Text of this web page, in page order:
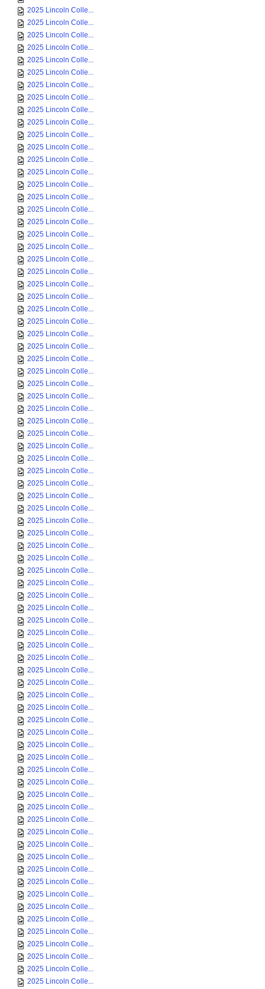
2025 Lincoln Colle...
2025 Lincoln Colle...
2025 Lincoln Colle...
2025 Lincoln Colle...
2025 Lincoln Colle...
2025 Lincoln Colle...
2025 Lincoln Colle...
2025 Lincoln Colle...
2025 Lincoln Colle...
2025 Lincoln Colle...
2025 Lincoln Colle...
2025 Lincoln Colle...
2025 Lincoln Colle...
2025 Lincoln Colle...
2025 Lincoln Colle...
2025 Lincoln Colle...
2025 Lincoln Colle...
2025 Lincoln Colle...
2025 Lincoln Colle...
2025 Lincoln Colle...
2025 Lincoln Colle...
2025 Lincoln Colle...
2025 Lincoln Colle...
2025 Lincoln Colle...
2025 Lincoln Colle...
2025 Lincoln Colle...
2025 Lincoln Colle...
2025 Lincoln Colle...
2025 Lincoln Colle...
2025 Lincoln Colle...
2025 Lincoln Colle...
2025 Lincoln Colle...
2025 Lincoln Colle...
2025 Lincoln Colle...
2025 Lincoln Colle...
2025 Lincoln Colle...
2025 Lincoln Colle...
2025 Lincoln Colle...
2025 Lincoln Colle...
2025 Lincoln Colle...
2025 Lincoln Colle...
2025 Lincoln Colle...
2025 Lincoln Colle...
2025 Lincoln Colle...
2025 Lincoln Colle...
2025 Lincoln Colle...
2025 Lincoln Colle...
2025 Lincoln Colle...
2025 Lincoln Colle...
2025 Lincoln Colle...
2025 Lincoln Colle...
2025 Lincoln Colle...
2025 Lincoln Colle...
2025 Lincoln Colle...
2025 Lincoln Colle...
2025 Lincoln Colle...
2025 Lincoln Colle...
2025 Lincoln Colle...
2025 Lincoln Colle...
2025 Lincoln Colle...
2025 Lincoln Colle...
2025 Lincoln Colle...
2025 Lincoln Colle...
2025 Lincoln Colle...
2025 Lincoln Colle...
2025 Lincoln Colle...
2025 Lincoln Colle...
2025 Lincoln Colle...
2025 Lincoln Colle...
2025 Lincoln Colle...
2025 Lincoln Colle...
2025 Lincoln Colle...
2025 Lincoln Colle...
2025 Lincoln Colle...
2025 Lincoln Colle...
2025 Lincoln Colle...
2025 Lincoln Colle...
2025 Lincoln Colle...
2025 Lincoln Colle...